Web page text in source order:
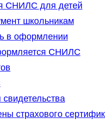
СНИЛС для детей
школьникам
в оформлении
СНИЛС
страхового